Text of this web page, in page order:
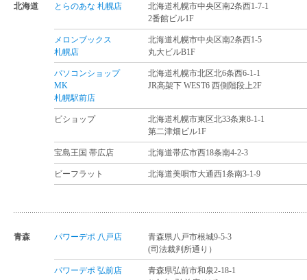
北海道 とらのあな 札幌店
北海道札幌市中央区南2条西1-7-1
2番館ビル1F
メロンブックス
札幌店
北海道札幌市中央区南2条西1-5
丸大ビルB1F
パソコンショップ
MK
札幌駅前店
北海道札幌市北区北6条西6-1-1
JR高架下 WEST6 西側階段上2F
ビショップ
北海道札幌市東区北33条東8-1-1
第二津畑ビル1F
宝島王国 帯広店 北海道帯広市西18条南4-2-3
ビーフラット 北海道美唄市大通西1条南3-1-9
青森 パワーデポ 八戸店
青森県八戸市根城9-5-3
(司法裁判所通り）
パワーデポ 弘前店
青森県弘前市和泉2-18-1